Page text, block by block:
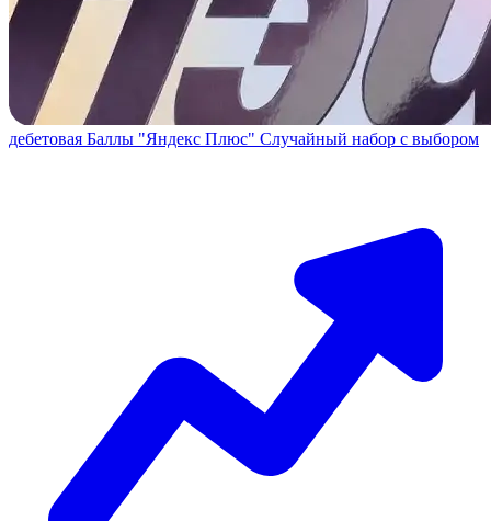
дебетовая Баллы "Яндекс Плюс" Случайный набор с выбором